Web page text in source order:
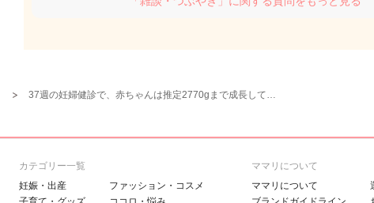
37週の妊婦健診で、赤ちゃんは推定2770gまで成長して…
カテゴリー一覧
妊娠・出産
ファッション・コスメ
ママリについて
ママリについて